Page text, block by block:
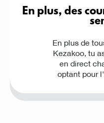
En plus, des
En plus de
Kezakoo, tu
en direct
optant pour